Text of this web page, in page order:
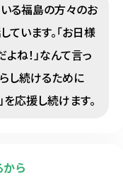
る福島の方々のお
います。「お日様
ね！」なんて言っ
し続けるために
を応援し続けます。
ら